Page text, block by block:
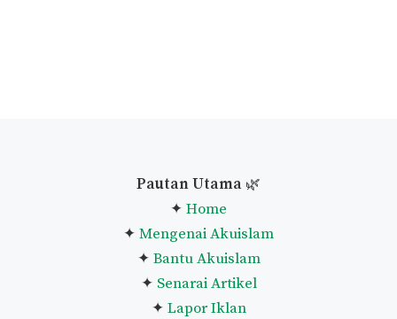
Pautan Utama 🌿
✦ Home
✦ Mengenai Akuislam
✦ Bantu Akuislam
✦ Senarai Artikel
✦ Lapor Iklan